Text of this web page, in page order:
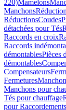
220)Mamelons
Manchons
RéductionsCoudes
détachées pour Tés
Raccords en croix
Raccords
démontablesPièces
démontables
Compensateurs
Fermetures
Manchons pour
Tés pour chauffage
pour